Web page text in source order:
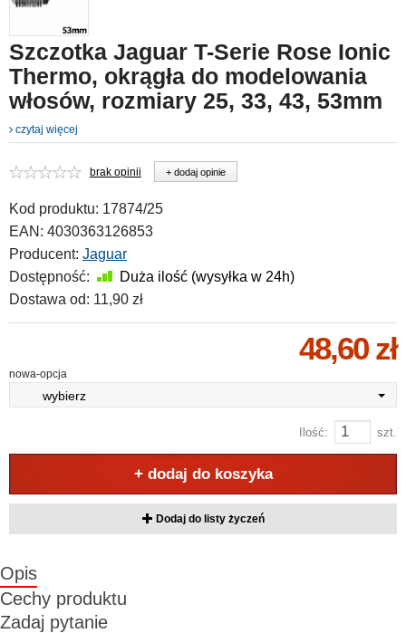
Szczotka Jaguar T-Serie Rose Ionic
Thermo, okrągła do modelowania
włosów, rozmiary 25, 33, 43, 53mm
czytaj więcej
brak opinii + dodaj opinie
Kod produktu: 17874/25
EAN: 4030363126853
Producent: Jaguar
Dostępność:
Duża ilość (wysyłka w 24h)
Dostawa od: 11,90 zł
48,60 zł
nowa-opcja
wybierz
Ilość: szt.
+ dodaj do koszyka
Dodaj do listy życzeń
Opis
Cechy produktu
Zadaj pytanie